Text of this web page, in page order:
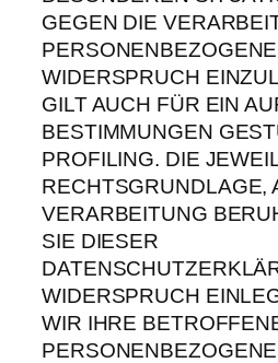
GEGEN DIE
WIDERSPRUCH
GILT AUCH FÜR EIN
BESTIMMUNGEN
PROFILING. DIE
RECHTSGRUNDLAGE,
VERARBEITUNG
SIE DIESER
WIDERSPRUCH
WIR IHRE